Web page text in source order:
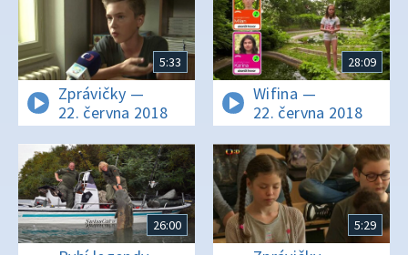
5:33
Zprávičky —
22. června 2018
28:09
Wifina —
22. června 2018
26:00 5:29